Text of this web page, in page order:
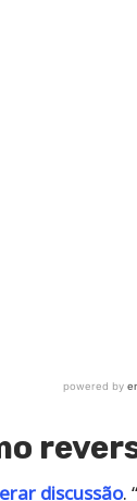
cantora.
a minha
a peoa de